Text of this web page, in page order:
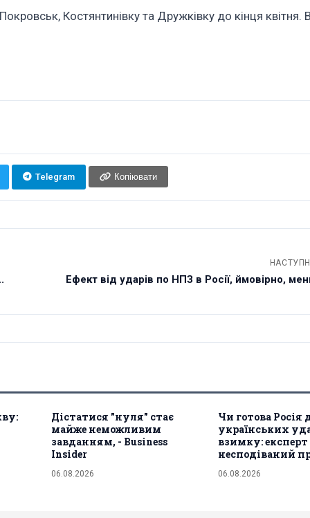
Костянтинівку та Дружківку до кінця квітня.
Telegram Копіювати
Ефект від ударів по НПЗ в Росії, ймовірно,
Дістатися "нуля" стає
майже неможливим
завданням, - Business
Insider
06.08.2026
Чи готова Росія
українських
взимку: експерт
несподіваний
06.08.2026